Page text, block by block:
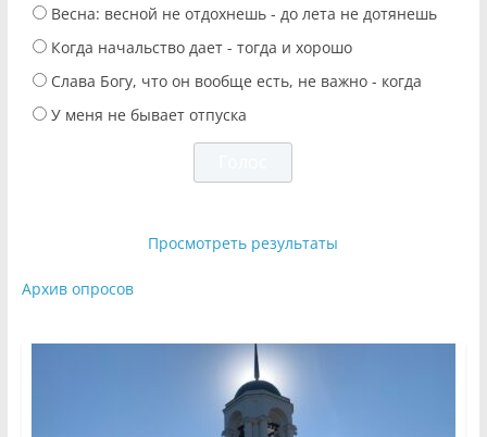
Весна: весной не отдохнешь - до лета не дотянешь
Когда начальство дает - тогда и хорошо
Слава Богу, что он вообще есть, не важно - когда
У меня не бывает отпуска
Просмотреть результаты
Архив опросов